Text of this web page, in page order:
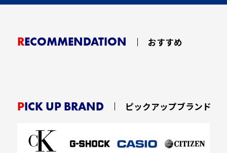
RECOMMENDATION おすすめ
PICK UP BRAND ピックアップブランド